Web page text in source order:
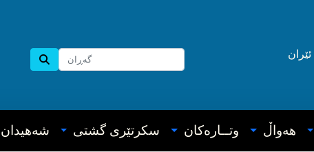
ئێران
هه‌واڵ وتــاره‌کان سکرتێری گشتی شه‌هیدان